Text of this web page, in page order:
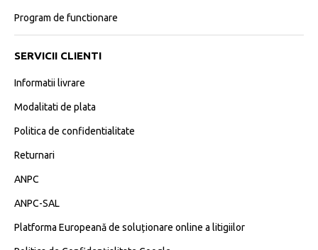
Program de functionare
SERVICII CLIENTI
Informatii livrare
Modalitati de plata
Politica de confidentialitate
Returnari
ANPC
ANPC-SAL
Platforma Europeană de soluționare online a litigiilor